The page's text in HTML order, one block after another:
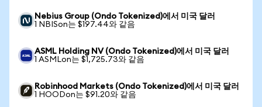
Nebius Group (Ondo Tokenized)에서 미국 달러
1 NBISon는 $197.44와 같음
ASML Holding NV (Ondo Tokenized)에서 미국 달러
1 ASMLon는 $1,725.73와 같음
Robinhood Markets (Ondo Tokenized)에서 미국 달러
1 HOODon는 $91.20와 같음